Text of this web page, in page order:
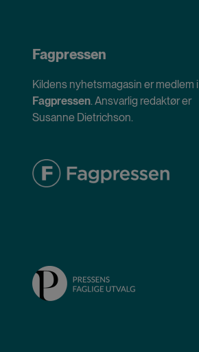
Fagpressen
Kildens nyhetsmagasin er medlem i
Fagpressen. Ansvarlig redaktør er
Susanne Dietrichson.